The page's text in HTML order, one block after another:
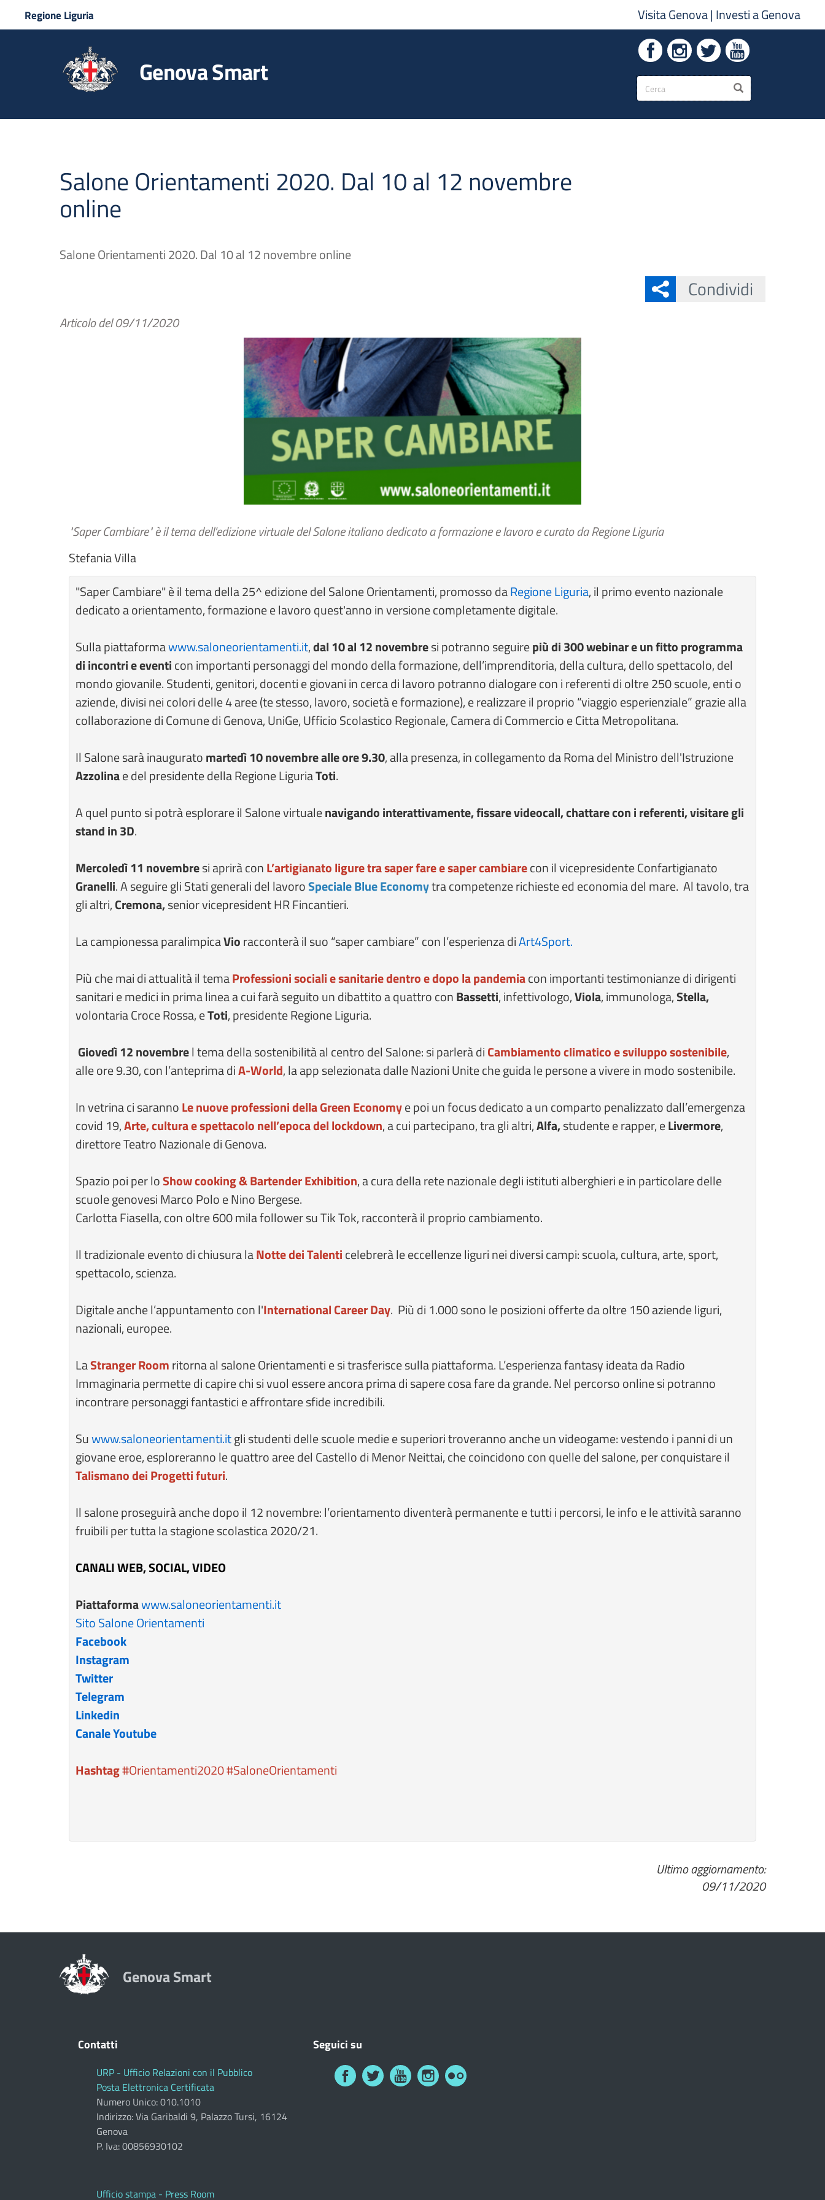
Regione Liguria Visita Genova| Investi a Genova
Genova Smart
Form
di
ricerca
CERCA
Salone Orientamenti 2020. Dal 10 al 12 novembre
online
Salone Orientamenti 2020. Dal 10 al 12 novembre online
Condividi
Articolo del09/11/2020
"Saper Cambiare" è il tema dell'edizione virtuale del Salone italiano dedicato a formazione e lavoro e curato da Regione Liguria
Stefania Villa
"Saper Cambiare" è il tema della 25^ edizione del Salone Orientamenti, promosso daRegione Liguria, il primo evento nazionale
dedicato a orientamento, formazione e lavoro quest'anno in versione completamente digitale.
Sulla piattaformawww.saloneorientamenti.it,dal 10 al 12 novembresi potranno seguirepiù di 300 webinar e un fitto programma
di incontri e eventicon importanti personaggi del mondo della formazione, dell’imprenditoria, della cultura, dello spettacolo, del
mondo giovanile. Studenti, genitori, docenti e giovani in cerca di lavoro potranno dialogare con i referenti di oltre 250 scuole, enti o
aziende, divisi nei colori delle 4 aree (te stesso, lavoro, società e formazione), e realizzare il proprio “viaggio esperienziale” grazie alla
collaborazione di Comune di Genova, UniGe, Ufficio Scolastico Regionale, Camera di Commercio e Citta Metropolitana.
Il Salone sarà inauguratomartedì 10 novembre alle ore 9.30, alla presenza, in collegamento da Roma del Ministro dell'Istruzione
Azzolinae del presidente della Regione LiguriaToti.
A quel punto si potrà esplorare il Salone virtualenavigando interattivamente, fissare videocall, chattare con i referenti, visitare gli
stand in 3D.
Mercoledì 11 novembresi aprirà conL’artigianato ligure tra saper fare e saper cambiarecon il vicepresidente Confartigianato
Granelli. A seguire gli Stati generali del lavoroSpeciale Blue Economytra competenze richieste ed economia del mare. Al tavolo, tra
gli altri,Cremona,senior vicepresident HR Fincantieri.
La campionessa paralimpicaVioracconterà il suo “saper cambiare” con l’esperienza diArt4Sport.
Più che mai di attualità il temaProfessioni sociali e sanitarie dentro e dopo la pandemiacon importanti testimonianze di dirigenti
sanitari e medici in prima linea a cui farà seguito un dibattito a quattro conBassetti, infettivologo,Viola, immunologa,Stella,
volontaria Croce Rossa, eToti, presidente Regione Liguria.
Giovedì 12 novembrel tema della sostenibilità al centro del Salone: si parlerà diCambiamento climatico e sviluppo sostenibile,
alle ore 9.30, con l’anteprima diA-World, la app selezionata dalle Nazioni Unite che guida le persone a vivere in modo sostenibile.
In vetrina ci sarannoLe nuove professioni della Green Economye poi un focus dedicato a un comparto penalizzato dall’emergenza
covid 19,Arte, cultura e spettacolo nell’epoca dellockdown, a cui partecipano, tra gli altri,Alfa,studente e rapper, eLivermore,
direttore Teatro Nazionale di Genova.
Spazio poi per loShow cooking & Bartender Exhibition, a cura della rete nazionale degli istituti alberghieri e in particolare delle
scuole genovesi Marco Polo e Nino Bergese.
Carlotta Fiasella, con oltre 600 mila follower su Tik Tok, racconterà il proprio cambiamento.
Il tradizionale evento di chiusura laNotte dei Talenticelebrerà le eccellenze liguri nei diversi campi: scuola, cultura, arte, sport,
spettacolo, scienza.
Digitale anche l’appuntamento con l'International Career Day. Più di 1.000 sono le posizioni offerte da oltre 150 aziende liguri,
nazionali, europee.
LaStranger Roomritorna al salone Orientamenti e si trasferisce sulla piattaforma. L’esperienza fantasy ideata da Radio
Immaginaria permette di capire chi si vuol essere ancora prima di sapere cosa fare da grande. Nel percorso online si potranno
incontrare personaggi fantastici e affrontare sfide incredibili.
Suwww.saloneorientamenti.itgli studenti delle scuole medie e superiori troveranno anche un videogame: vestendo i panni di un
giovane eroe, esploreranno le quattro aree del Castello di Menor Neittai, che coincidono con quelle del salone, per conquistare il
Talismano dei Progetti futuri.
Il salone proseguirà anche dopo il 12 novembre: l’orientamento diventerà permanente e tutti i percorsi, le info e le attività saranno
fruibili per tutta la stagione scolastica 2020/21.
CANALI WEB, SOCIAL, VIDEO
Piattaformawww.saloneorientamenti.it
Sito Salone Orientamenti
Facebook
Instagram
Twitter
Telegram
Linkedin
Canale Youtube
Hashtag#Orientamenti2020 #SaloneOrientamenti
Ultimo aggiornamento:
09/11/2020
Genova Smart
Contatti
URP - Ufficio Relazioni con il Pubblico
Posta Elettronica Certificata
Numero Unico: 010.1010
Indirizzo: Via Garibaldi 9, Palazzo Tursi, 16124
Genova
P. Iva: 00856930102
Ufficio stampa - Press Room
Seguici su